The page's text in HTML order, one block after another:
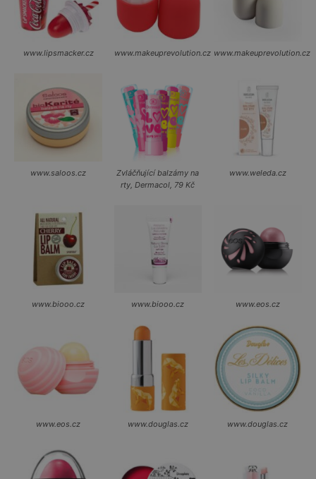
www.lipsmacker.cz www.makeuprevolution.cz www.makeuprevolution.cz
www.saloos.cz
Zvláčňující balzámy na
rty, Dermacol, 79 Kč
www.weleda.cz
www.biooo.cz www.biooo.cz www.eos.cz
www.eos.cz www.douglas.cz www.douglas.cz